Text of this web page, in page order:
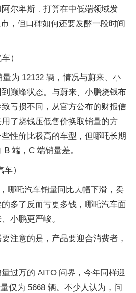
尔卑斯，打算在中低端领域发
，但口碑如何还要发酵一段时间
）
为 12132 辆，情况与蔚来、小
巅峰状态。与蔚来、小鹏烧钱布
亏损不同，从官方公布的财报信
了烧钱压低售价换取销量的方
性价比极高的车型，但哪吒长期
端，C 端销量差。
）
哪吒汽车销量同比大幅下滑，卖
多了反而亏更多钱，哪吒汽车面
小鹏更严峻。
注意的是，产品要迎合消费者，
过万的 AITO 问界，今年同样迎
仅为 5668 辆。不少人认为，问